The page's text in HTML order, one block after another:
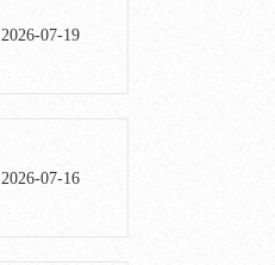
2026-07-19
2026-07-16